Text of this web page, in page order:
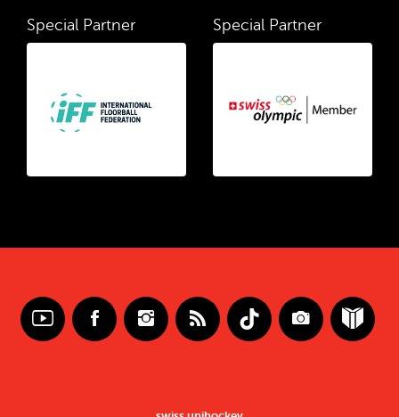
Special Partner Special Partner